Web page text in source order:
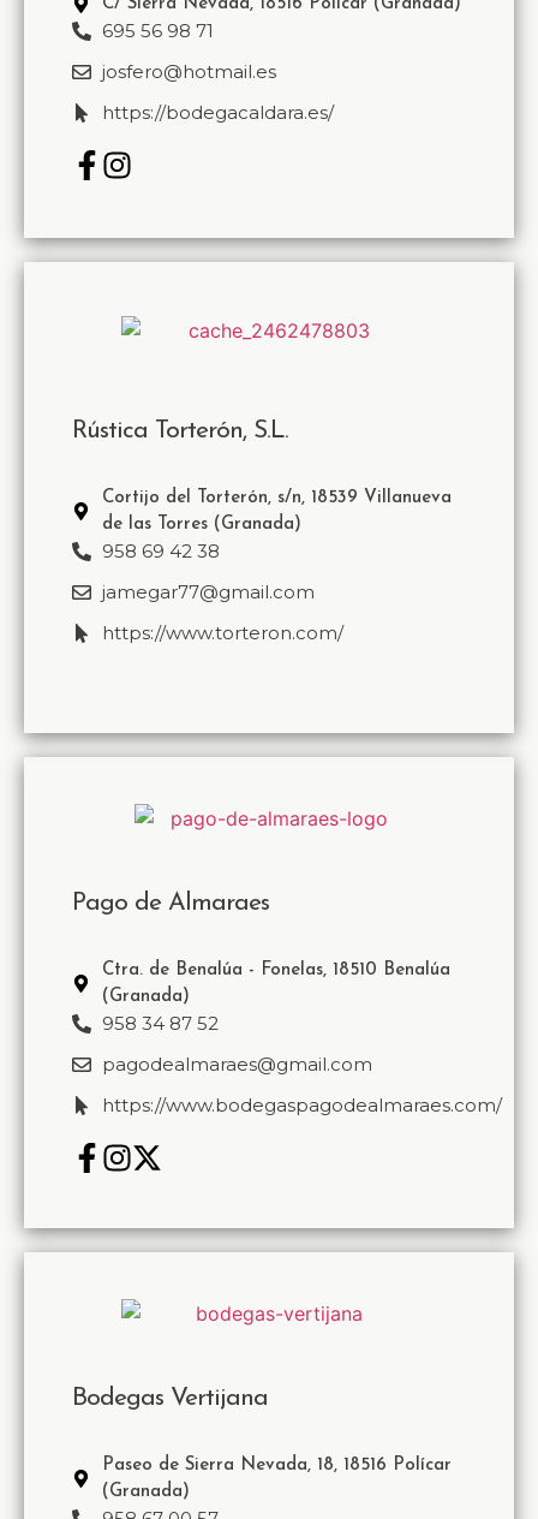
C/ Sierra Nevada, 18516 Polícar (Granada)
695 56 98 71
josfero@hotmail.es
https://bodegacaldara.es/
Rústica Torterón, S.L.
Cortijo del Torterón, s/n, 18539 Villanueva
de las Torres (Granada)
958 69 42 38
jamegar77@gmail.com
https://www.torteron.com/
Pago de Almaraes
Ctra. de Benalúa - Fonelas, 18510 Benalúa
(Granada)
958 34 87 52
pagodealmaraes@gmail.com
https://www.bodegaspagodealmaraes.com/
Bodegas Vertijana
Paseo de Sierra Nevada, 18, 18516 Polícar
(Granada)